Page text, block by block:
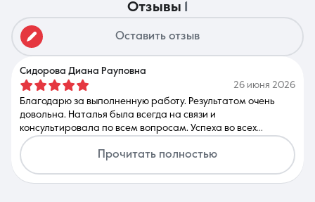
отзывы 1
Оставить отзыв
Сидорова Диана Рауповна
26 июня 2026
Благодарю за выполненную работу. Результатом очень
довольна. Наталья была всегда на связи и
консультировала по всем вопросам. Успеха во всех
начинаниях!
Прочитать полностью